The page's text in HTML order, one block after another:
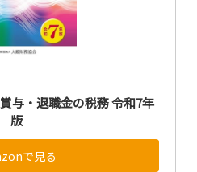
与・退職金の税務 令和7年
版
で見る